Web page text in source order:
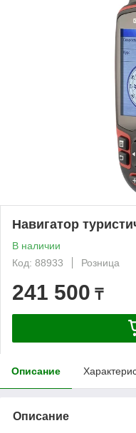
Навигатор
В наличии
Код: 88933
Розница
241 500 ₸
Описание
Описание